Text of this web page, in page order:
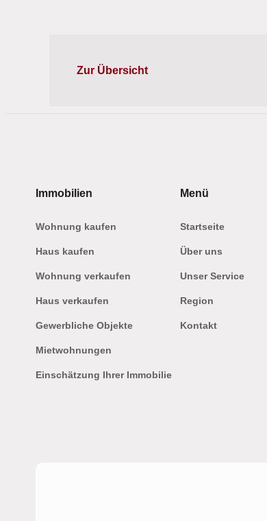
Zur Übersicht
Immobilien
Wohnung kaufen
Haus kaufen
Wohnung verkaufen
Haus verkaufen
Gewerbliche Objekte
Mietwohnungen
Einschätzung Ihrer Immobilie
Menü
Startseite
Über uns
Unser Service
Region
Kontakt